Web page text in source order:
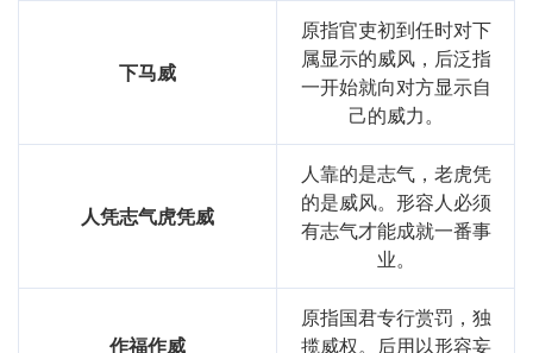
下马威
原指官吏初到任时对下
属显示的威风，后泛指
一开始就向对方显示自
己的威力。
人凭志气虎凭威
人靠的是志气，老虎凭
的是威风。形容人必须
有志气才能成就一番事
业。
作福作威
原指国君专行赏罚，独
揽威权。后用以形容妄